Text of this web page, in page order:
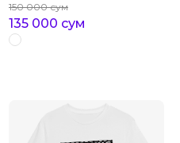
150 000 сум
135 000 сум